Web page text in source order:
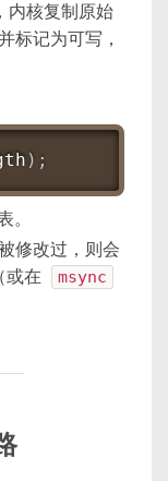
内核复制原始
标记为可写，
) ;
。
修改过，则会
或在
msync